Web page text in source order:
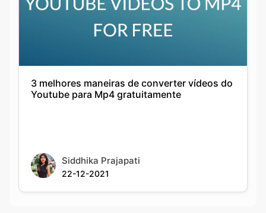
3 melhores maneiras de converter vídeos do
Youtube para Mp4 gratuitamente
Siddhika Prajapati
22-12-2021